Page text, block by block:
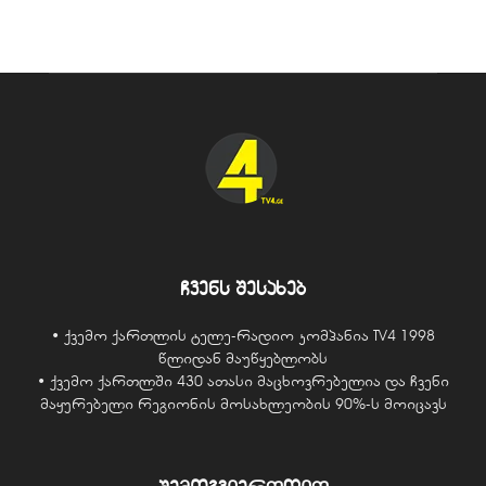
ჩვენს შესახებ
• ქვემო ქართლის ტელე-რადიო კომპანია TV4 1998
წლიდან მაუწყებლობს
• ქვემო ქართლში 430 ათასი მაცხოვრებელია და ჩვენი
მაყურებელი რეგიონის მოსახლეობის 90%-ს მოიცავს